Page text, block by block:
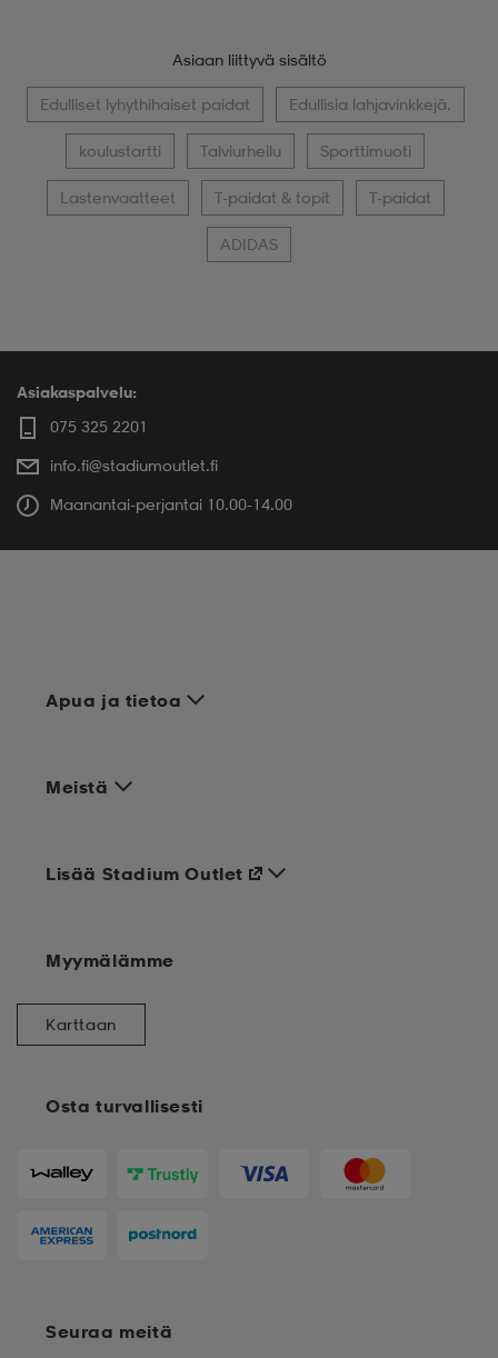
Asiaan liittyvä sisältö
Edulliset lyhythihaiset paidat Edullisia lahjavinkkejä.
koulustartti Talviurheilu Sporttimuoti
Lastenvaatteet T-paidat & topit T-paidat
ADIDAS
Asiakaspalvelu:
075 325 2201
info.fi@stadiumoutlet.fi
Maanantai-perjantai 10.00-14.00
Apua ja tietoa
Meistä
Osta turvallisesti
Lisää Stadium Outlet
Myymälämme
Karttaan
Seuraa meitä